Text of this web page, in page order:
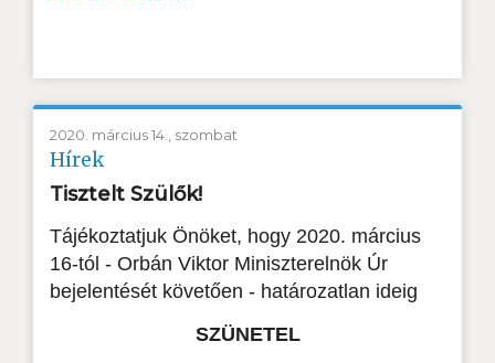
2020. március 14., szombat
Hírek
Tisztelt Szülők!
Tájékoztatjuk Önöket, hogy 2020. március
16-tól - Orbán Viktor Miniszterelnök Úr
bejelentését követően - határozatlan ideig
SZÜNETEL